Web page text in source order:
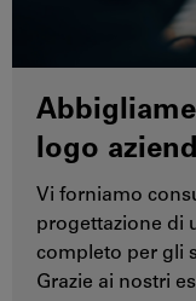
logo
Vi forniamo
progettazione di
completo per gli
Grazie ai nostri